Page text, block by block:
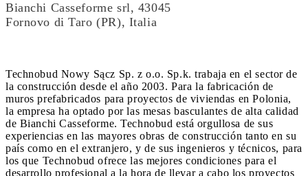
Bianchi Casseforme srl, 43045
Fornovo di Taro (PR), Italia
Technobud Nowy Sącz Sp. z o.o. Sp.k. trabaja en el sector de
la construcción desde el año 2003. Para la fabricación de
muros prefabricados para proyectos de viviendas en Polonia,
la empresa ha optado por las mesas basculantes de alta calidad
de Bianchi Casseforme. Technobud está orgullosa de sus
experiencias en las mayores obras de construcción tanto en su
país como en el extranjero, y de sus ingenieros y técnicos, para
los que Technobud ofrece las mejores condiciones para el
desarrollo profesional a la hora de llevar a cabo los proyectos